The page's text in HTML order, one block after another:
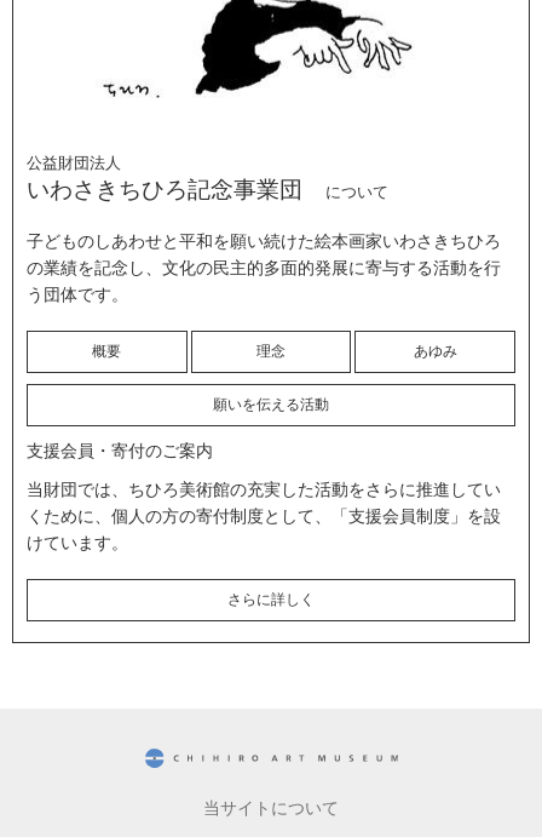
公益財団法人
いわさきちひろ記念事業団 について
子どものしあわせと平和を願い続けた絵本画家いわさきちひろ
の業績を記念し、文化の民主的多面的発展に寄与する活動を行
う団体です。
概要 理念 あゆみ
願いを伝える活動
支援会員・寄付のご案内
当財団では、ちひろ美術館の充実した活動をさらに推進してい
くために、個人の方の寄付制度として、「支援会員制度」を設
けています。
さらに詳しく
当サイトについて